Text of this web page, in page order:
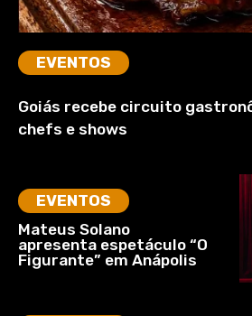
EVENTOS
Goiás recebe circuito
chefs e shows
EVENTOS
Mateus Solano
apresenta espetáculo “O
Figurante” em Anápolis